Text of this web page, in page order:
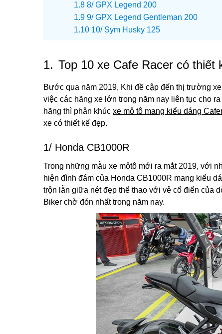
8/ GPX Legend 200
9/ GPX Legend Gentleman 200
10/ Sym Husky 125
1. Top 10 xe Cafe Racer có thiết
Bước qua năm 2019, Khi đề cập đến thị trường
việc các hãng xe lớn trong năm nay liên tục cho
hãng thì phân khúc xe mô tô mang kiểu dáng
xe có thiết kế đẹp.
1/ Honda CB1000R
Trong những mẫu xe môtô mới ra mắt 2019, với
hiện đình đám của Honda CB1000R mang kiểu
trộn lẫn giữa nét đẹp thể thao với vẻ cổ điển của
Biker chờ đón nhất trong năm nay.